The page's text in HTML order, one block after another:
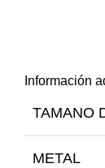
Información
TAMANO
METAL